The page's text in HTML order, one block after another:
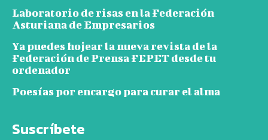
Laboratorio de risas en la Federación
Asturiana de Empresarios
Ya puedes hojear la nueva revista de la
Federación de Prensa FEPET desde tu
ordenador
Poesías por encargo para curar el alma
Suscríbete